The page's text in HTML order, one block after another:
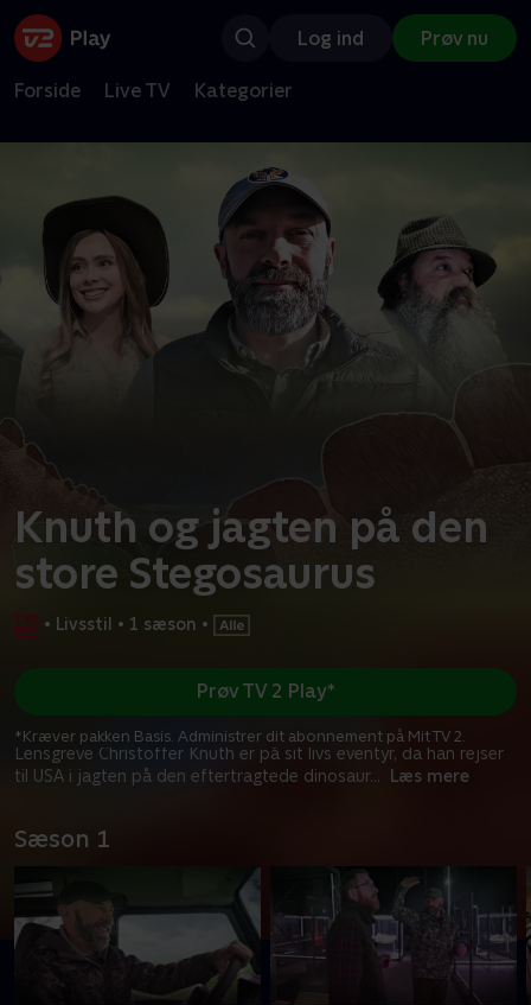
Log ind Prøv nu
Forside Live TV Kategorier
Knuth og jagten på den
store Stegosaurus
• Livsstil • 1 sæson •
Lensgreve Christoffer Knuth er på sit livs eventyr, da han rejser
til USA i jagten på den eftertragtede dinosaur... Læs mere
Prøv TV 2 Play*
*Kræver pakken Basis. Administrer dit abonnement på Mit TV 2.
Sæson 1